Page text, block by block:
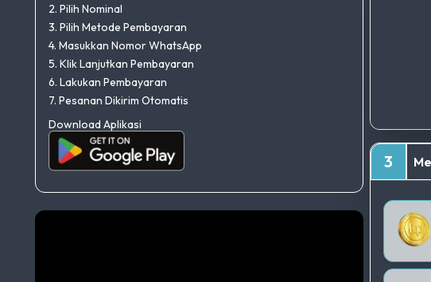
2. Pilih Nominal
3. Pilih Metode Pembayaran
4. Masukkan Nomor WhatsApp
5. Klik Lanjutkan Pembayaran
6. Lakukan Pembayaran
7. Pesanan Dikirim Otomatis
Download Aplikasi
3